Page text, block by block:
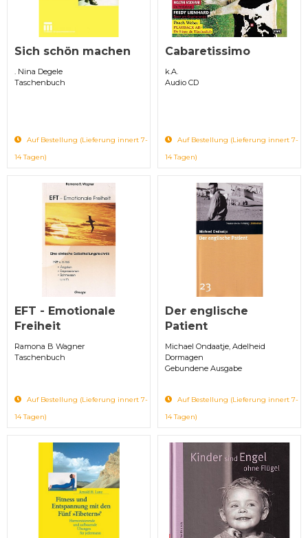
Sich schön machen
. Nina Degele
Taschenbuch
Auf Bestellung (Lieferung innert 7-
14 Tagen)
Cabaretissimo
k.A.
Audio CD
Auf Bestellung (Lieferung innert 7-
14 Tagen)
EFT - Emotionale
Freiheit
Ramona B Wagner
Taschenbuch
Auf Bestellung (Lieferung innert 7-
14 Tagen)
Der englische
Patient
Michael Ondaatje, Adelheid
Dormagen
Gebundene Ausgabe
Auf Bestellung (Lieferung innert 7-
14 Tagen)